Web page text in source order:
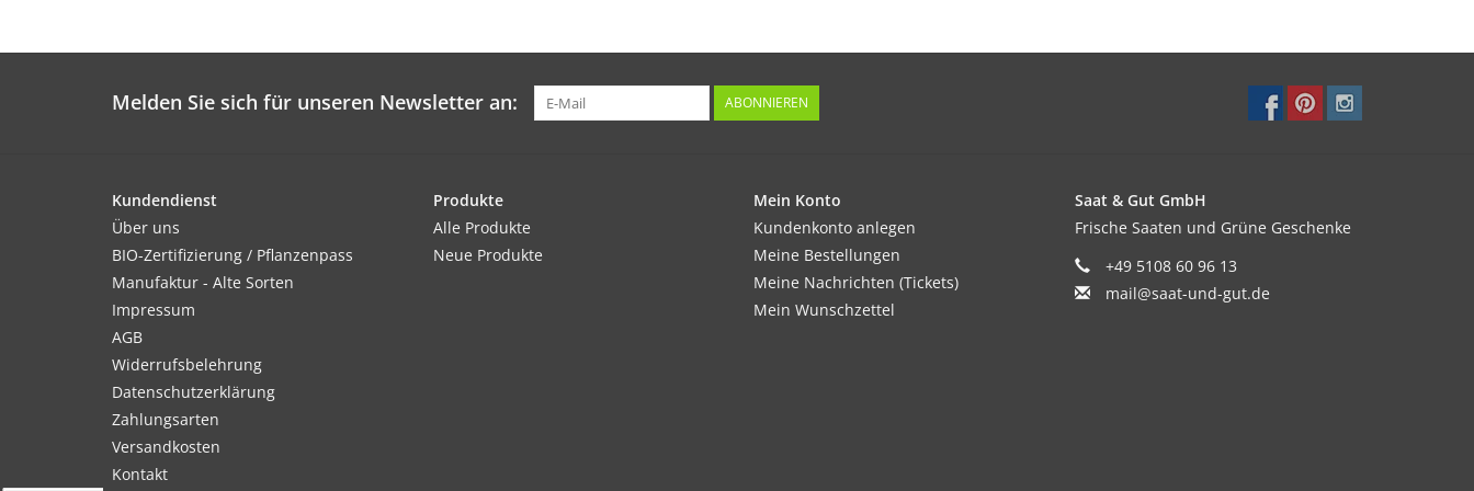
Melden Sie sich für unseren Newsletter an: ABONNIEREN
Kundendienst
Über uns
BIO-Zertifizierung / Pflanzenpass
Manufaktur - Alte Sorten
Impressum
AGB
Widerrufsbelehrung
Datenschutzerklärung
Zahlungsarten
Versandkosten
Kontakt
Produkte
Alle Produkte
Neue Produkte
Mein Konto
Kundenkonto anlegen
Meine Bestellungen
Meine Nachrichten (Tickets)
Mein Wunschzettel
Saat & Gut GmbH
Frische Saaten und Grüne Geschenke
+49 5108 60 96 13
mail@saat-und-gut.de